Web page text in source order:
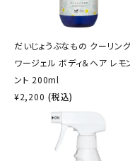
だいじょうぶなもの クーリン
ワージェル ボディ＆ヘア レモ
ント 200ml
¥2,200 (税込)